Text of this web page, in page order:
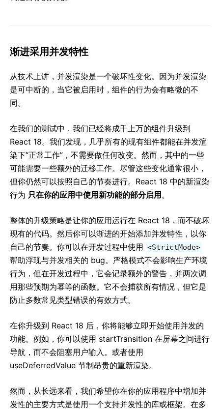
渐进采用并发特性
从技术上讲，并发渲染是一个破坏性变化。因为并发渲染
是可中断的，当它被启用时，组件的行为会有略微的不
同。
在我们的测试中，我们已经将成千上万的组件升级到
React 18。我们发现，几乎所有的现有组件都能在并发渲
染下“正常工作”，不需要做任何改变。然而，其中的一些
可能需要一些额外的迁移工作。尽管这些变化通常很小，
但你仍然可以按照自己的节奏进行。React 18 中的新渲染
行为 只在你的应用中使用新功能的部分启用 。
整体的升级策略是让你的应用运行在 React 18，而不破坏
现有的代码。然后你可以渐进的开始添加并发特性，以你
自己的节奏。你可以在开发过程中使用 <StrictMode>
帮助浮现与并发相关的 bug。严格模式不会影响生产环境
行为，但在开发过程中，它会记录额外的警告，并两次调
用那些预期为幂等的函数。它不会捕获所有情况，但它是
防止多数常见类型错误的有效方式。
在你升级到 React 18 后，你将能够立即开始使用并发的
功能。例如，你可以使用 startTransition 在屏幕之间进行
导航，而不会阻塞用户输入。或者使用
useDeferredValue 节制昂贵的重新渲染。
然而，从长远来看，我们希望你在你的应用程序中增加并
发性的主要方式是使用一个支持并发性的库或框架。在多